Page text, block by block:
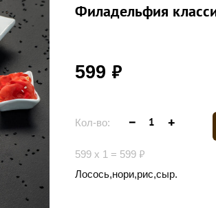
Филадельфия
599 руб.
Кол-во:
599x 1 = 599 руб.
Лосось,нори,рис,сыр.